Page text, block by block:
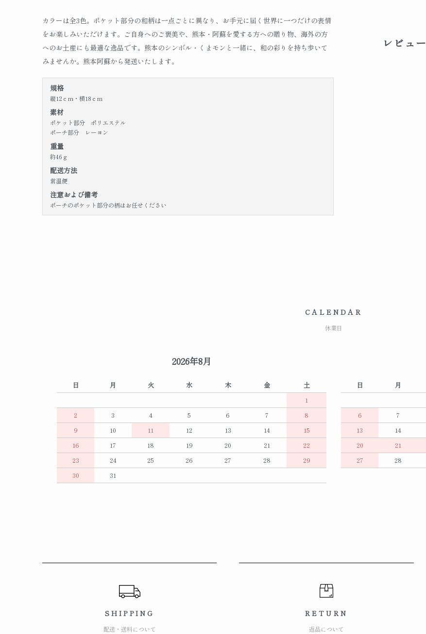
カラーは全3色。ポケット部分の和柄は一点ごとに異なり、お手元に届く世界に一つだけの表情
をお楽しみいただけます。ご自身へのご褒美や、熊本・阿蘇を愛する方への贈り物、海外の方
へのお土産にも最適な逸品です。熊本のシンボル・くまモンと一緒に、和の彩りを持ち歩いて
みませんか。熊本阿蘇から発送いたします。
規格
縦12ｃm・横18ｃm
素材
ポケット部分 ポリエステル
ポーチ部分 レーヨン
重量
約46ｇ
配送方法
常温便
注意および備考
ポーチのポケット部分の柄はお任せください
レビュー
CALENDAR
休業日
2026年8月
日 月 火 水 木 金
土
1
2
3 4 5 6 7
8
9
10 11 12 13 14
15
16
17 18 19 20 21
22
23
24 25 26 27 28
29
30
31
日 月
6
7
13
14
20
21
27
28
SHIPPING
配送・送料について
RETURN
返品について